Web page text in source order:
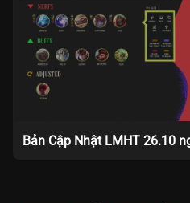
Bản Cập Nhật LMHT 26.10